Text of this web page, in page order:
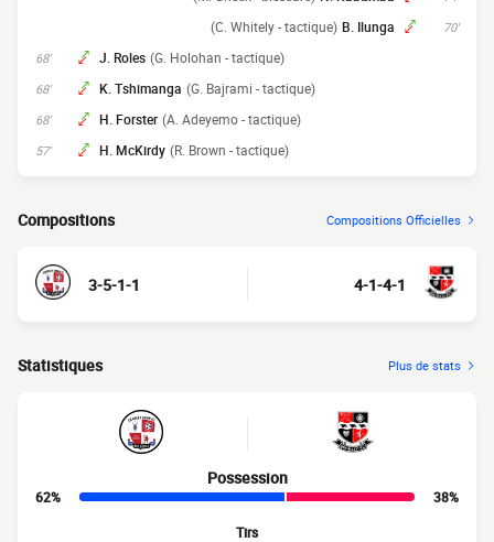
70'
B. Ilunga
(C. Whitely - tactique)
68' J. Roles (G. Holohan - tactique)
68' K. Tshimanga (G. Bajrami - tactique)
68' H. Forster (A. Adeyemo - tactique)
57' H. McKirdy (R. Brown - tactique)
Compositions Compositions Officielles
3-5-1-1 4-1-4-1
Statistiques Plus de stats
Possession
62%
38%
Tirs